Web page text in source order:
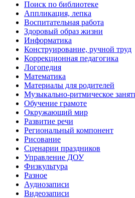
Поиск по библиотеке
Аппликация, лепка
Воспитательная работа
Здоровый образ жизни
Информатика
Конструирование, ручной труд
Коррекционная педагогика
Логопедия
Математика
Материалы для родителей
Музыкально-ритмическое
Обучение грамоте
Окружающий мир
Развитие речи
Региональный компонент
Рисование
Сценарии праздников
Управление ДОУ
Физкультура
Разное
Аудиозаписи
Видеозаписи